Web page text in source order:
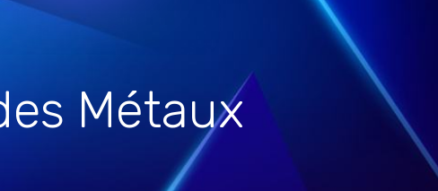
Métaux